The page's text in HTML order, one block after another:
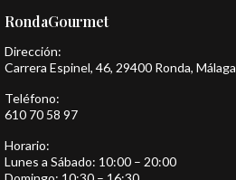
RondaGourmet
Dirección:
Carrera Espinel, 46, 29400 Ronda, Málaga
Teléfono:
610 70 58 97
Horario:
Lunes a Sábado: 10:00 – 20:00